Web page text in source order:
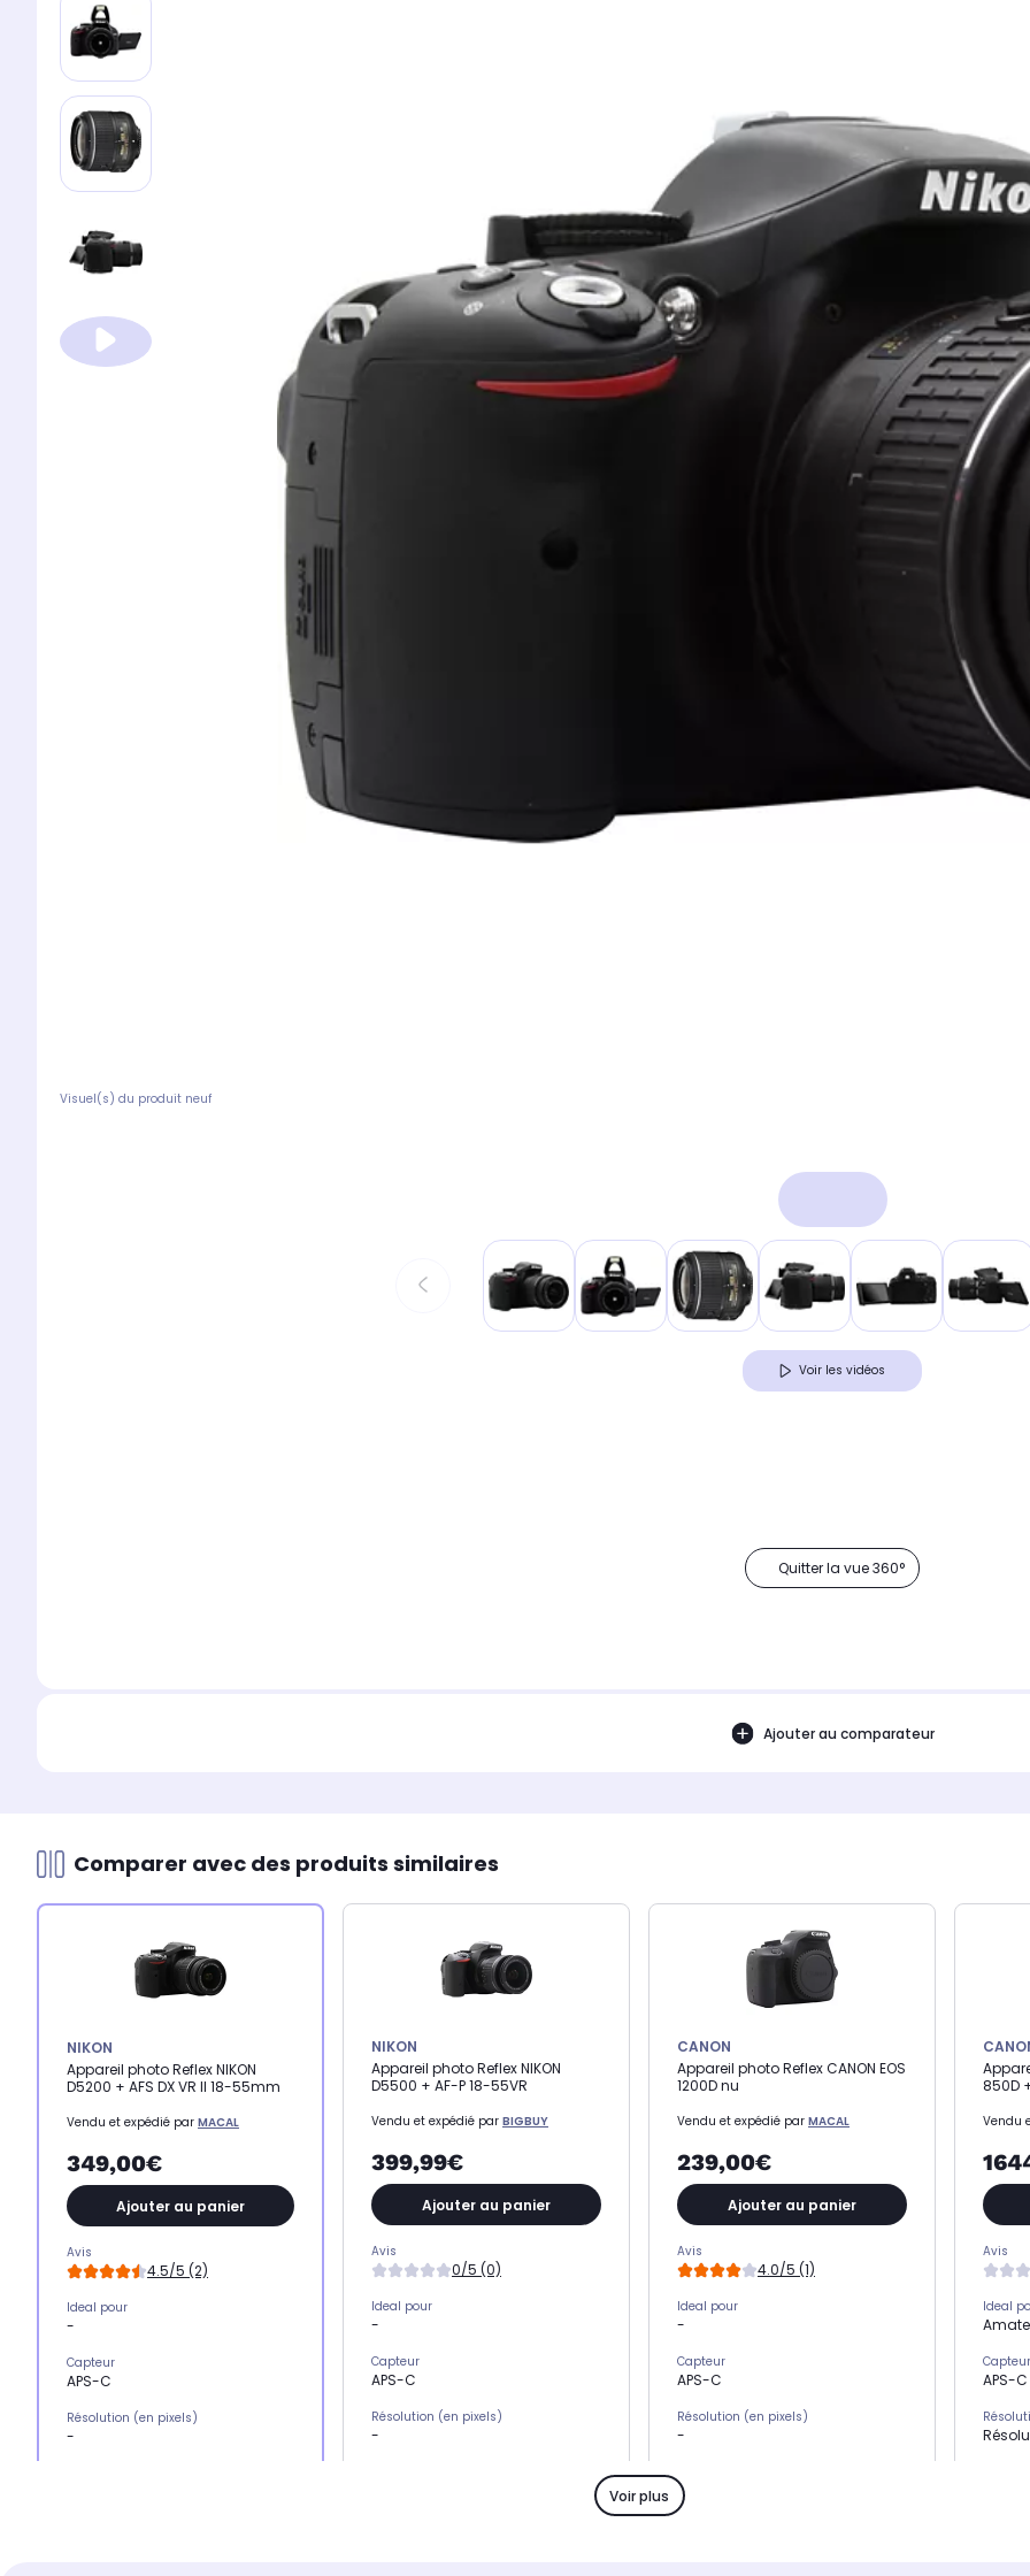
Visuel(s) du produit neuf
Voir les vidéos
Quitter la vue 360°
Ajouter au comparateur
Comparer avec des produits similaires
NIKON
Appareil photo Reflex NIKON
D5200 + AFS DX VR II 18-55mm
Vendu et expédié par MACAL
349,00€
Ajouter au panier
Avis
4.5/5 (2)
Ideal pour
-
Capteur
APS-C
Résolution (en pixels)
-
NIKON
Appareil photo Reflex NIKON
D5500 + AF-P 18-55VR
Vendu et expédié par BIGBUY
399,99€
Ajouter au panier
Avis
0/5 (0)
Ideal pour
-
Capteur
APS-C
Résolution (en pixels)
-
CANON
Appareil photo Reflex CANON EOS
1200D nu
Vendu et expédié par MACAL
239,00€
Ajouter au panier
Avis
4.0/5 (1)
Ideal pour
-
Capteur
APS-C
Résolution (en pixels)
-
-
850D
Vendu
Avis
Ideal
Capteur
APS-C
Voir plus